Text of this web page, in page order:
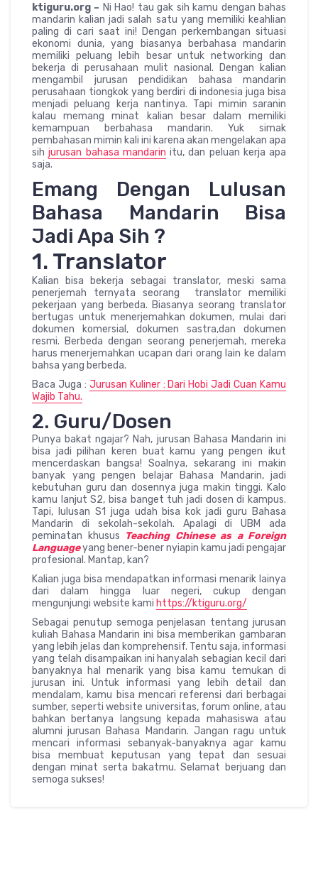
ktiguru.org – Ni Hao! tau gak sih kamu dengan bahas
mandarin kalian jadi salah satu yang memiliki keahlian
paling di cari saat ini! Dengan perkembangan situasi
ekonomi dunia, yang biasanya berbahasa mandarin
memiliki peluang lebih besar untuk networking dan
bekerja di perusahaan mulit nasional. Dengan kalian
mengambil jurusan pendidikan bahasa mandarin
perusahaan tiongkok yang berdiri di indonesia juga bisa
menjadi peluang kerja nantinya. Tapi mimin saranin
kalau memang minat kalian besar dalam memiliki
kemampuan berbahasa mandarin. Yuk simak
pembahasan mimin kali ini karena akan mengelakan apa
sihjurusan bahasa mandarin itu, dan peluan kerja apa
saja.
Emang Dengan Lulusan
Bahasa Mandarin Bisa
Jadi Apa Sih ?
1. Translator
Kalian bisa bekerja sebagai translator, meski sama
penerjemah ternyata seorang translator memiliki
pekerjaan yang berbeda. Biasanya seorang translator
bertugas untuk menerjemahkan dokumen, mulai dari
dokumen komersial, dokumen sastra,dan dokumen
resmi. Berbeda dengan seorang penerjemah, mereka
harus menerjemahkan ucapan dari orang lain ke dalam
bahsa yang berbeda.
Baca Juga : Jurusan Kuliner : Dari Hobi Jadi Cuan Kamu
Wajib Tahu.
2. Guru/Dosen
Punya bakat ngajar? Nah, jurusan Bahasa Mandarin ini
bisa jadi pilihan keren buat kamu yang pengen ikut
mencerdaskan bangsa! Soalnya, sekarang ini makin
banyak yang pengen belajar Bahasa Mandarin, jadi
kebutuhan guru dan dosennya juga makin tinggi. Kalo
kamu lanjut S2, bisa banget tuh jadi dosen di kampus.
Tapi, lulusan S1 juga udah bisa kok jadi guru Bahasa
Mandarin di sekolah-sekolah. Apalagi di UBM ada
peminatan khusus Teaching Chinese as a Foreign
Languageyang bener-bener nyiapin kamu jadi pengajar
profesional. Mantap, kan?
Kalian juga bisa mendapatkan informasi menarik lainya
dari dalam hingga luar negeri, cukup dengan
mengunjungi website kami https://ktiguru.org/
Sebagai penutup semoga penjelasan tentang jurusan
kuliah Bahasa Mandarin ini bisa memberikan gambaran
yang lebih jelas dan komprehensif. Tentu saja, informasi
yang telah disampaikan ini hanyalah sebagian kecil dari
banyaknya hal menarik yang bisa kamu temukan di
jurusan ini. Untuk informasi yang lebih detail dan
mendalam, kamu bisa mencari referensi dari berbagai
sumber, seperti website universitas, forum online, atau
bahkan bertanya langsung kepada mahasiswa atau
alumni jurusan Bahasa Mandarin. Jangan ragu untuk
mencari informasi sebanyak-banyaknya agar kamu
bisa membuat keputusan yang tepat dan sesuai
dengan minat serta bakatmu. Selamat berjuang dan
semoga sukses!